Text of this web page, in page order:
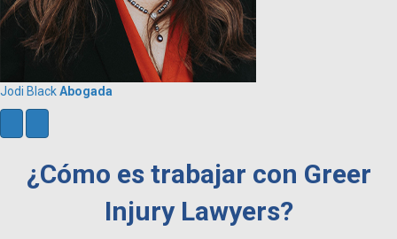
Jodi BlackAbogada
e
r
v
i
¿Cómo es trabajar con Greer
Injury Lawyers?